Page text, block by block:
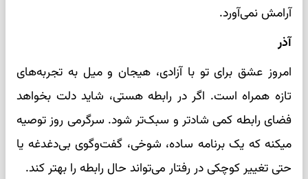
آرامش نمی‌آورد.
آذر
امروز عشق برای تو با آزادی، هیجان و میل به تجربه‌های
تازه همراه است. اگر در رابطه هستی، شاید دلت بخواهد
فضای رابطه کمی شادتر و سبک‌تر شود. سرگرمی روز توصیه
میکنه که یک برنامه ساده، شوخی، گفت‌وگوی بی‌دغدغه یا
حتی تغییر کوچکی در رفتار می‌تواند حال رابطه را بهتر کند.